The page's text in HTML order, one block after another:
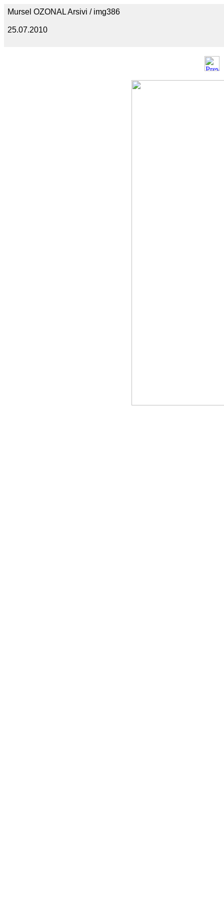
Mursel OZONAL Arsivi / img386
25.07.2010